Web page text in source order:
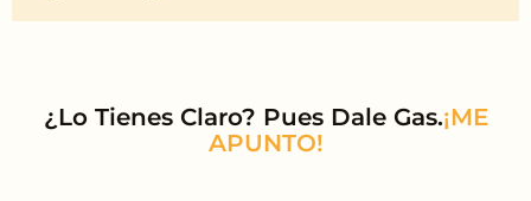
¿Lo Tienes Claro? Pues Dale Gas.